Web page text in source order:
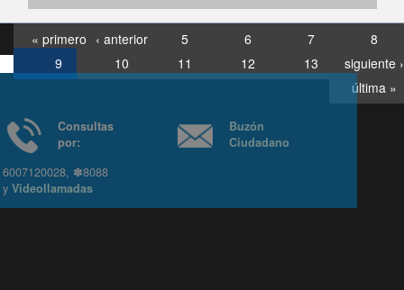
« primero ‹ anterior 5 6 7
8
9
10 11 12 13
siguiente ›
última »
Consultas
6007120028, ✽8088
yVideollamadas
Ciudadano